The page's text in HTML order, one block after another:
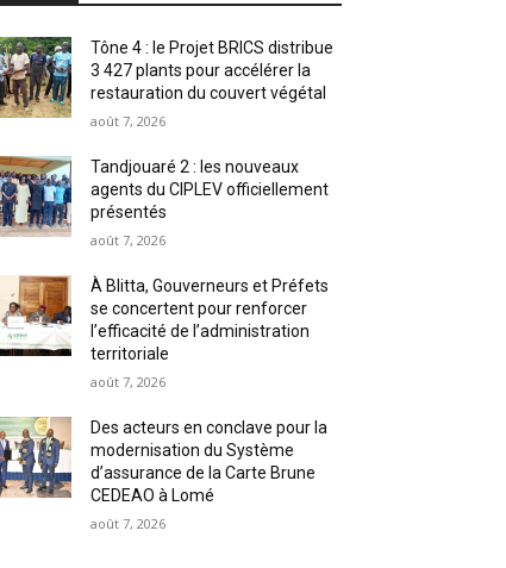
Tône 4 : le Projet BRICS distribue
3 427 plants pour accélérer la
restauration du couvert végétal
août 7, 2026
Tandjouaré 2 : les nouveaux
agents du CIPLEV officiellement
présentés
août 7, 2026
À Blitta, Gouverneurs et Préfets
se concertent pour renforcer
l’efficacité de l’administration
territoriale
août 7, 2026
Des acteurs en conclave pour la
modernisation du Système
d’assurance de la Carte Brune
CEDEAO à Lomé
août 7, 2026